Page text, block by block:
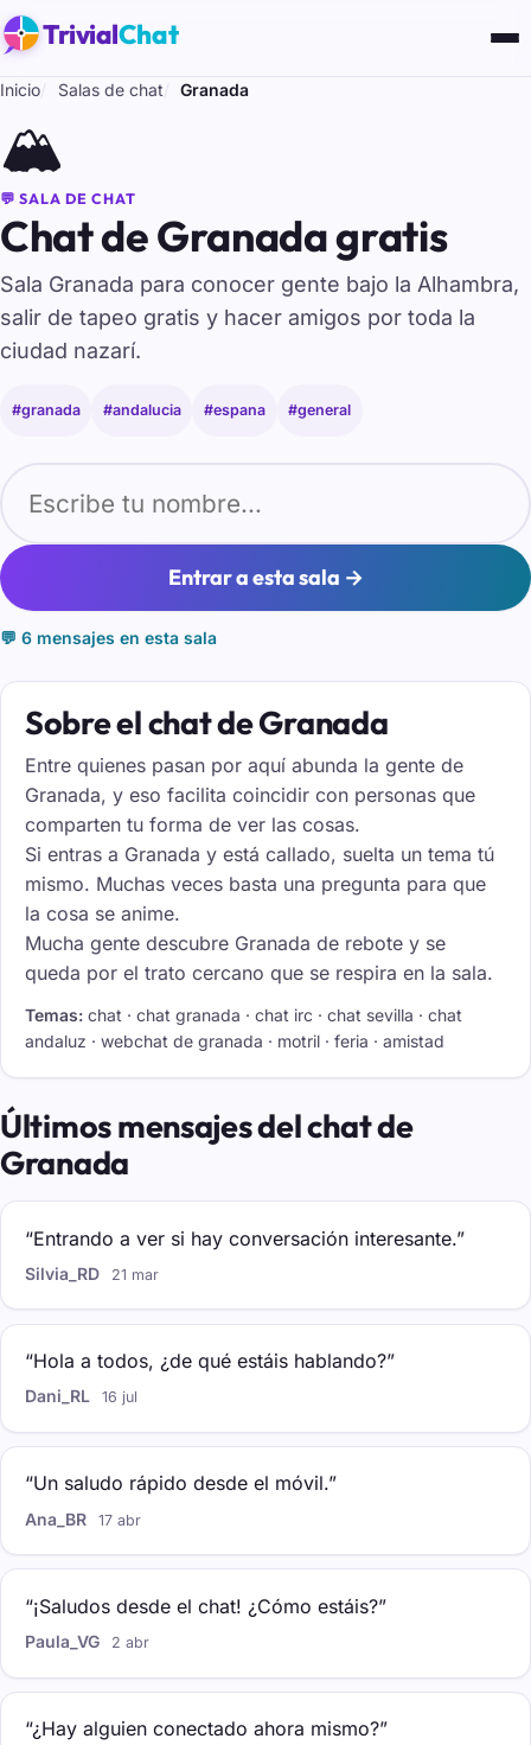
TrivialChat
Inicio Salas de chat Granada
🏔️
💬 SALA DE CHAT
Chat de Granada gratis
Sala Granada para conocer gente bajo la Alhambra,
salir de tapeo gratis y hacer amigos por toda la
ciudad nazarí.
#granada #andalucia #espana #general
Entrar a esta sala →
💬 6 mensajes en esta sala
Sobre el chat de Granada
Entre quienes pasan por aquí abunda la gente de
Granada, y eso facilita coincidir con personas que
comparten tu forma de ver las cosas.
Si entras a Granada y está callado, suelta un tema tú
mismo. Muchas veces basta una pregunta para que
la cosa se anime.
Mucha gente descubre Granada de rebote y se
queda por el trato cercano que se respira en la sala.
Temas: chat · chat granada · chat irc · chat sevilla · chat
andaluz · webchat de granada · motril · feria · amistad
Últimos mensajes del chat de
Granada
“Entrando a ver si hay conversación interesante.”
Silvia_RD 21 mar
“Hola a todos, ¿de qué estáis hablando?”
Dani_RL 16 jul
“Un saludo rápido desde el móvil.”
Ana_BR 17 abr
“¡Saludos desde el chat! ¿Cómo estáis?”
Paula_VG 2 abr
“¿Hay alguien conectado ahora mismo?”